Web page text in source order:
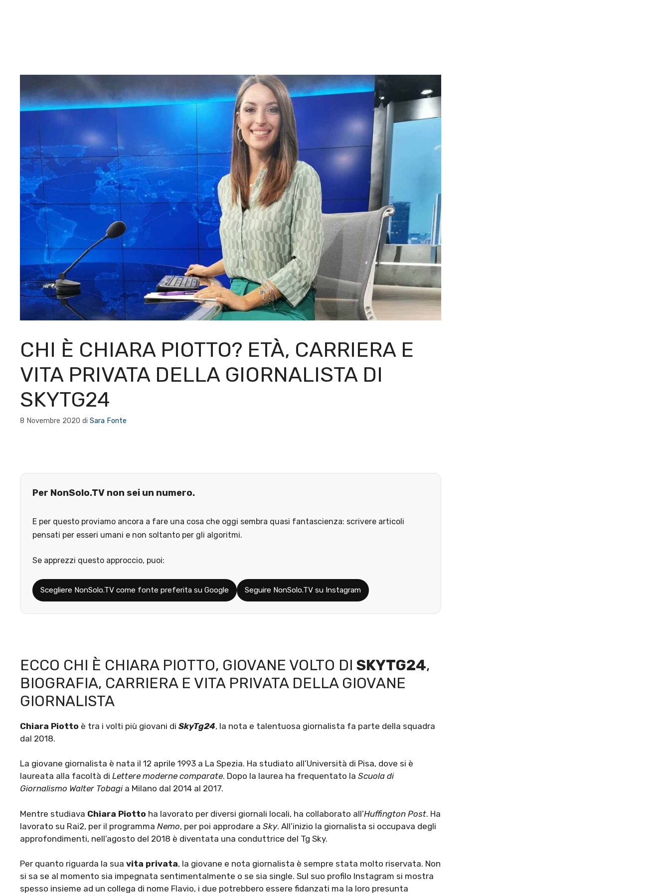
CHI È CHIARA PIOTTO? ETÀ, CARRIERA E
VITA PRIVATA DELLA GIORNALISTA DI
SKYTG24
8 Novembre 2020 di Sara Fonte
Per NonSolo.TV non sei un numero.
E per questo proviamo ancora a fare una cosa che oggi sembra quasi fantascienza: scrivere articoli
pensati per esseri umani e non soltanto per gli algoritmi.
Se apprezzi questo approccio, puoi:
Scegliere NonSolo.TV come fonte preferita su Google Seguire NonSolo.TV su Instagram
ECCO CHI È CHIARA PIOTTO, GIOVANE VOLTO DI SKYTG24,
BIOGRAFIA, CARRIERA E VITA PRIVATA DELLA GIOVANE
GIORNALISTA
Chiara Piotto è tra i volti più giovani di SkyTg24, la nota e talentuosa giornalista fa parte della squadra
dal 2018.
La giovane giornalista è nata il 12 aprile 1993 a La Spezia. Ha studiato all’Università di Pisa, dove si è
laureata alla facoltà di Lettere moderne comparate. Dopo la laurea ha frequentato la Scuola di
Giornalismo Walter Tobagi a Milano dal 2014 al 2017.
Mentre studiava Chiara Piotto ha lavorato per diversi giornali locali, ha collaborato all’Huffington Post. Ha
lavorato su Rai2, per il programma Nemo, per poi approdare a Sky. All’inizio la giornalista si occupava degli
approfondimenti, nell’agosto del 2018 è diventata una conduttrice del Tg Sky.
Per quanto riguarda la sua vita privata, la giovane e nota giornalista è sempre stata molto riservata. Non
si sa se al momento sia impegnata sentimentalmente o se sia single. Sul suo profilo Instagram si mostra
spesso insieme ad un collega di nome Flavio, i due potrebbero essere fidanzati ma la loro presunta